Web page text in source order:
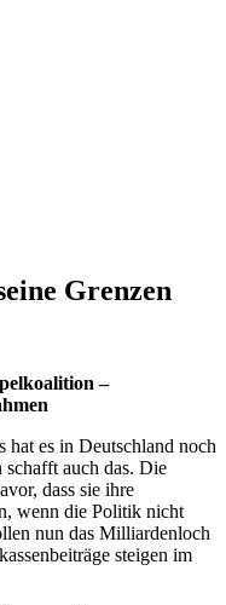
Grenzen
–
hat es in Deutschland noch
auch das. Die
dass sie ihre
wenn die Politik nicht
nun das Milliardenloch
steigen im